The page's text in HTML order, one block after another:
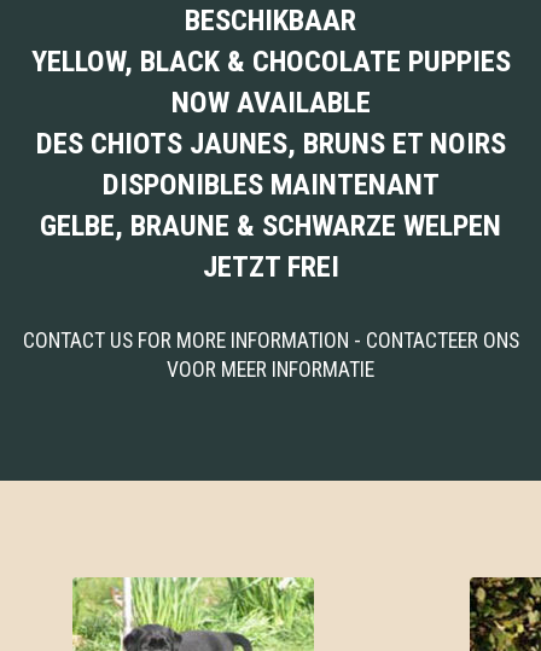
BESCHIKBAAR
YELLOW, BLACK & CHOCOLATE PUPPIES
NOW AVAILABLE
DES CHIOTS JAUNES, BRUNS ET NOIRS
DISPONIBLES MAINTENANT
GELBE, BRAUNE & SCHWARZE WELPEN
JETZT FREI
CONTACT US FOR MORE INFORMATION - CONTACTEER ONS
VOOR MEER INFORMATIE